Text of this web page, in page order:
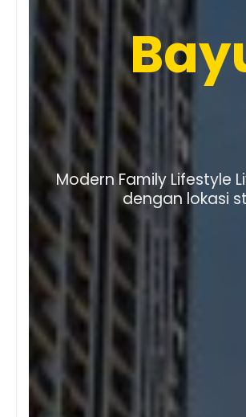
Modern Family Lifestyle
dengan lokasi